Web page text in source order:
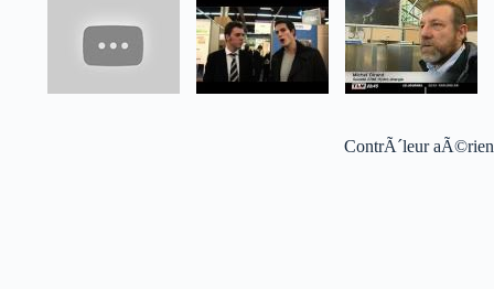
ContrÃ´leur aÃ©rien